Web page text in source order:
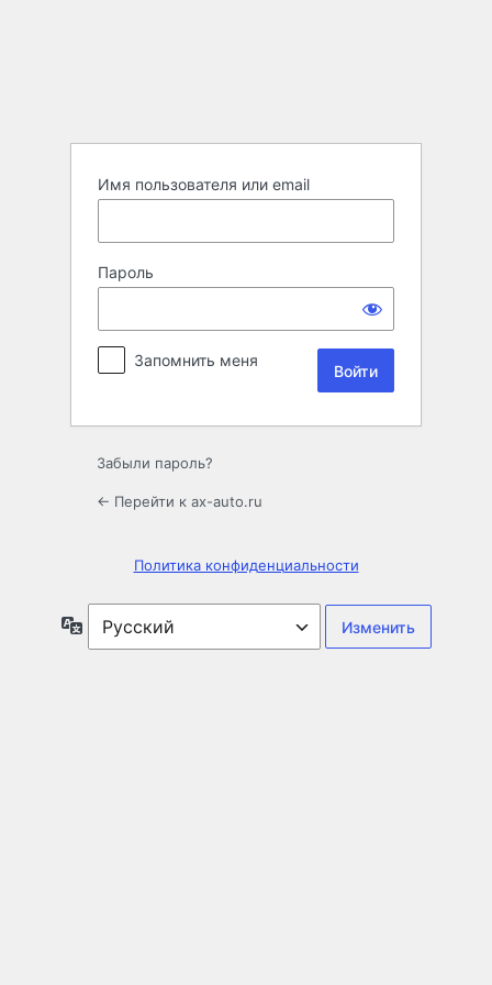
Имя пользователя или email
Пароль
Запомнить меня
Забыли пароль?
← Перейти к ax-auto.ru
Политика конфиденциальности
Язык